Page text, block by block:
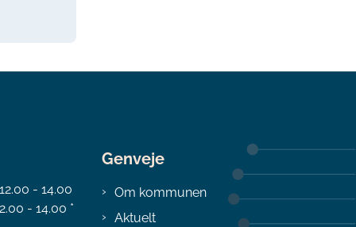
- 14.00
- 14.00 *
Genveje
Om kommunen
Aktuelt